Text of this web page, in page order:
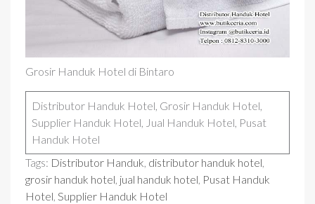
Grosir Handuk Hotel di Bintaro
Distributor Handuk Hotel, Grosir Handuk Hotel,
Supplier Handuk Hotel, Jual Handuk Hotel, Pusat
Handuk Hotel
Tags: Distributor Handuk, distributor handuk hotel,
grosir handuk hotel, jual handuk hotel, Pusat Handuk
Hotel, Supplier Handuk Hotel